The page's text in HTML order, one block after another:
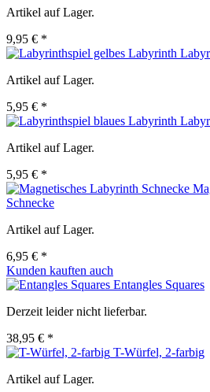
Artikel auf Lager.
9,95 € *
Artikel auf Lager.
5,95 € *
Artikel auf Lager.
5,95 € *
Schnecke
Artikel auf Lager.
6,95 € *
Kunden kauften auch
Entangles Squares
Derzeit leider nicht lieferbar.
38,95 € *
T-Würfel, 2-farbig
Artikel auf Lager.